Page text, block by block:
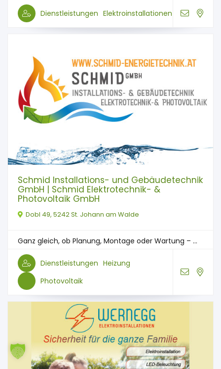
Dienstleistungen Elektroinstallationen
Schmid Installations- und Gebäudetechnik
GmbH | Schmid Elektrotechnik- &
Photovoltaik GmbH
Dobl 49, 5242 St. Johann am Walde
Ganz gleich, ob Planung, Montage oder Wartung – ...
Dienstleistungen Heizung
Photovoltaik